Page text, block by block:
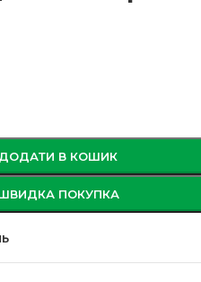
ДОДАТИ В КОШИК
ПОКУПКА